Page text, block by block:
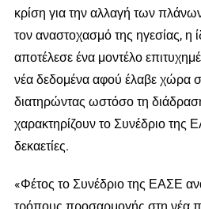
κρίση για την αλλαγή των
τον αναστοχασμό της ηγεσίας, η
αποτέλεσε ένα μοντέλο
νέα δεδομένα αφού έλαβε χώρα
διατηρώντας ωστόσο τη
χαρακτηρίζουν το Συνέδριο της
δεκαετίες.
«Φέτος το Συνέδριο της ΕΑΣΕ